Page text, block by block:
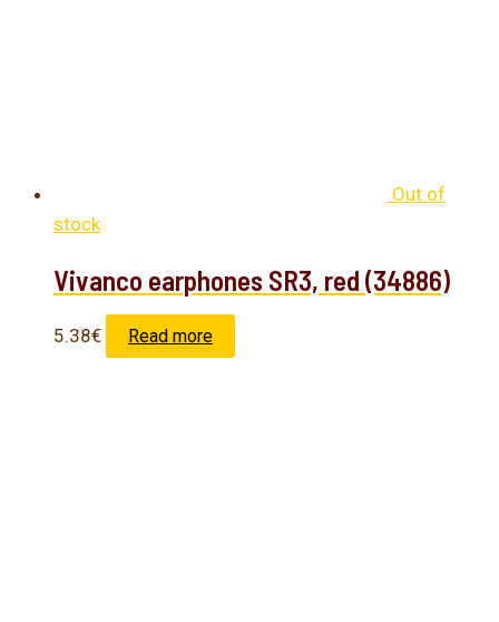
Out of
stock
Vivanco earphones SR3, red (34886)
5.38€ Read more